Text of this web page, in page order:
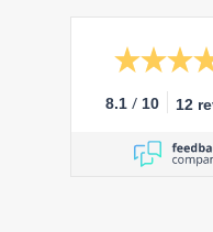
8.1 / 10 12